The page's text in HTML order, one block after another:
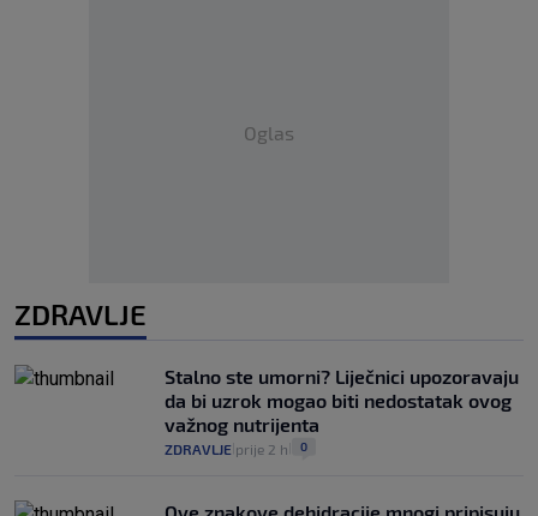
Oglas
ZDRAVLJE
Stalno ste umorni? Liječnici upozoravaju
da bi uzrok mogao biti nedostatak ovog
važnog nutrijenta
ZDRAVLJE prije 2 h 0